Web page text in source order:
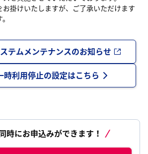
お掛けいたしますが、ご了承いただけます
テムメンテナンスのお知らせ
時利用停止の設定はこちら
時にお申込みができます！